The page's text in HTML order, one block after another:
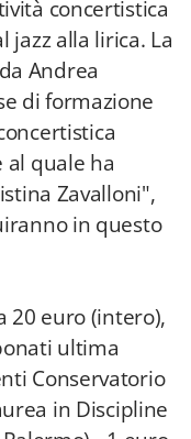
concertistica
jazz alla lirica. La
Andrea
di formazione
al quale ha
Zavalloni",
in questo
20 euro (intero),
ultima
Conservatorio
in Discipline